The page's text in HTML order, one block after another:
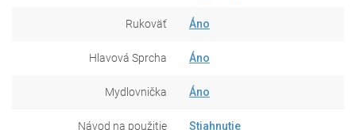
Rukoväť Áno
Hlavová Sprcha Áno
Mydlovnička Áno
Návod na použitie Stiahnutie